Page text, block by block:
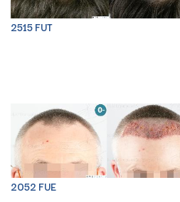
2515 FUT
2052 FUE